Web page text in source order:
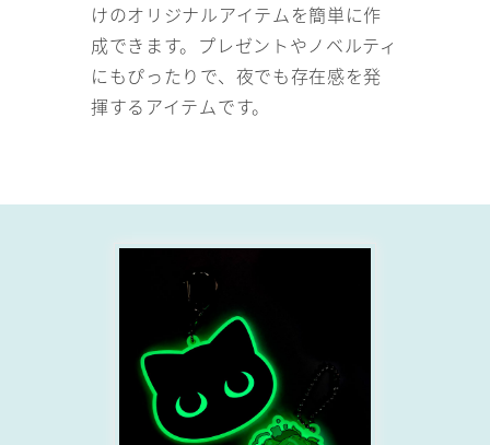
けのオリジナルアイテムを簡単に作
成できます。プレゼントやノベルティ
にもぴったりで、夜でも存在感を発
揮するアイテムです。